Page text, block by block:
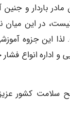
باردار و جنین
نیست، در این
این جزوه
و اداره انواع
سلامت کشور